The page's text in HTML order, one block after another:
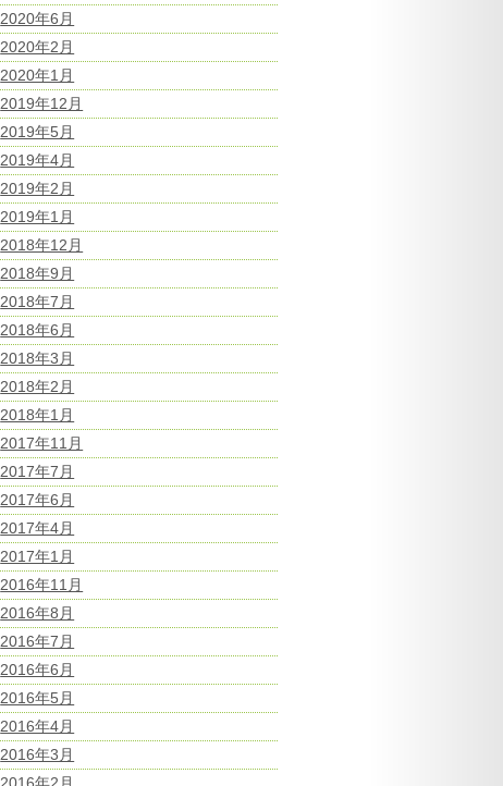
2020年6月
2020年2月
2020年1月
2019年12月
2019年5月
2019年4月
2019年2月
2019年1月
2018年12月
2018年9月
2018年7月
2018年6月
2018年3月
2018年2月
2018年1月
2017年11月
2017年7月
2017年6月
2017年4月
2017年1月
2016年11月
2016年8月
2016年7月
2016年6月
2016年5月
2016年4月
2016年3月